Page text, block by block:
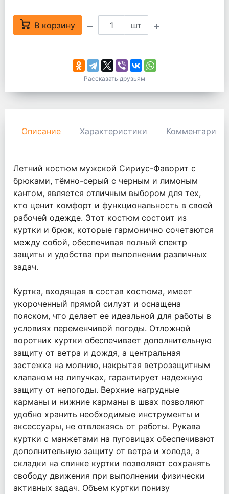
В корзину шт
Рассказать друзьям
Описание Характеристики Комментарии
Летний костюм мужской Сириус-Фаворит с
брюками, тёмно-серый с черным и лимоным
кантом, является отличным выбором для тех,
кто ценит комфорт и функциональность в своей
рабочей одежде. Этот костюм состоит из
куртки и брюк, которые гармонично сочетаются
между собой, обеспечивая полный спектр
защиты и удобства при выполнении различных
задач.
Куртка, входящая в состав костюма, имеет
укороченный прямой силуэт и оснащена
пояском, что делает ее идеальной для работы в
условиях переменчивой погоды. Отложной
воротник куртки обеспечивает дополнительную
защиту от ветра и дождя, а центральная
застежка на молнию, накрытая ветрозащитным
клапаном на липучках, гарантирует надежную
защиту от непогоды. Верхние нагрудные
карманы и нижние карманы в швах позволяют
удобно хранить необходимые инструменты и
аксессуары, не отвлекаясь от работы. Рукава
куртки с манжетами на пуговицах обеспечивают
дополнительную защиту от ветра и холода, а
складки на спинке куртки позволяют сохранять
свободу движения при выполнении физически
активных задач. Объем куртки понизу